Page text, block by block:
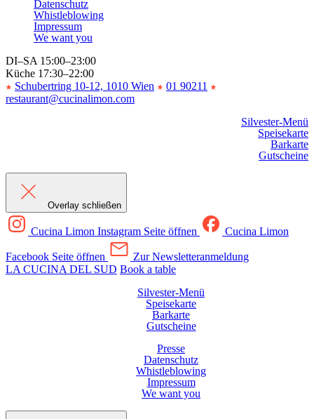
Datenschutz
Whistleblowing
Impressum
We want you
DI–SA 15:00–23:00
Küche 17:30–22:00
Schubertring 10-12, 1010 Wien
01 90211
restaurant@cucinalimon.com
Silvester-Menü
Speisekarte
Barkarte
Gutscheine
Overlay schließen
Cucina Limon Instagram Seite öffnen Cucina Limon
Facebook Seite öffnen
Zur Newsletteranmeldung
LA CUCINA DEL SUD Book a table
Silvester-Menü
Speisekarte
Barkarte
Gutscheine
Presse
Datenschutz
Whistleblowing
Impressum
We want you